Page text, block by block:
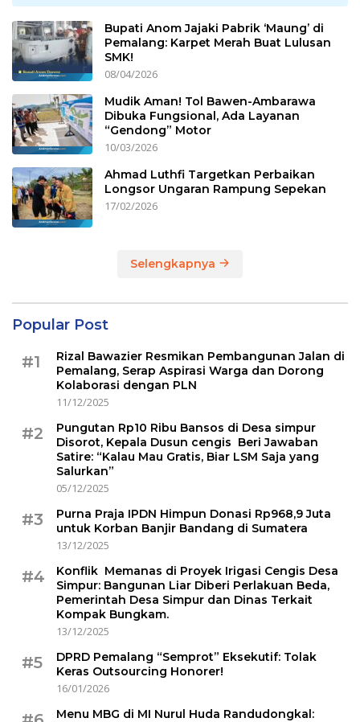
Bupati Anom Jajaki Pabrik ‘Maung’ di
Pemalang: Karpet Merah Buat Lulusan
SMK!
08/04/2026
Mudik Aman! Tol Bawen-Ambarawa
Dibuka Fungsional, Ada Layanan
“Gendong” Motor
10/03/2026
Ahmad Luthfi Targetkan Perbaikan
Longsor Ungaran Rampung Sepekan
17/02/2026
Selengkapnya
Popular Post
#1
Rizal Bawazier Resmikan Pembangunan Jalan di
Pemalang, Serap Aspirasi Warga dan Dorong
Kolaborasi dengan PLN
11/12/2025
#2
Pungutan Rp10 Ribu Bansos di Desa simpur
Disorot, Kepala Dusun cengis Beri Jawaban
Satire: “Kalau Mau Gratis, Biar LSM Saja yang
Salurkan”
05/12/2025
#3
Purna Praja IPDN Himpun Donasi Rp968,9 Juta
untuk Korban Banjir Bandang di Sumatera
13/12/2025
#4
Konflik Memanas di Proyek Irigasi Cengis Desa
Simpur: Bangunan Liar Diberi Perlakuan Beda,
Pemerintah Desa Simpur dan Dinas Terkait
Kompak Bungkam.
13/12/2025
#5
DPRD Pemalang “Semprot” Eksekutif: Tolak
Keras Outsourcing Honorer!
16/01/2026
Menu MBG di MI Nurul Huda Randudongkal: